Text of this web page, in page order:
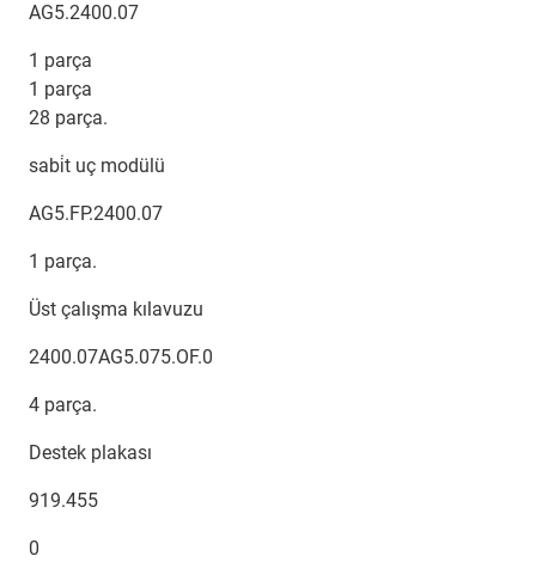
AG5.2400.07
1 parça
1 parça
28 parça.
sabi̇t uç modülü
AG5.FP.2400.07
1 parça.
Üst çalışma kılavuzu
2400.07AG5.075.OF.0
4 parça.
Destek plakası
919.455
0